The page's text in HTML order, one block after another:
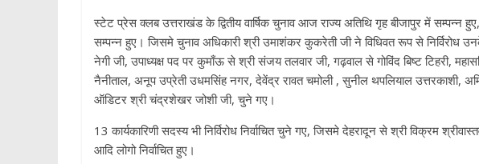
स्टेट प्रेस क्लब उत्तराखंड के द्वितीय वार्षिक चुनाव आज राज्य अतिथि गृह बीजापुर में सम्पन्न
सम्पन्न हुए। जिसमे चुनाव अधिकारी श्री उमाशंकर कुकरेती जी ने विधिवत रूप से निर्विरोध
नेगी जी, उपाध्यक्ष पद पर कुमाँऊ से श्री संजय तलवार जी, गढ़वाल से गोविंद बिष्ट टिहरी,
नैनीताल, अनूप उप्रेती उधमसिंह नगर, देवेंद्र रावत चमोली , सुनील थपलियाल उत्तरकाशी,
ऑडिटर श्री चंद्रशेखर जोशी जी, चुने गए।
13 कार्यकारिणी सदस्य भी निर्विरोध निर्वाचित चुने गए, जिसमे देहरादून से श्री विक्रम
आदि लोगो निर्वाचित हुए।